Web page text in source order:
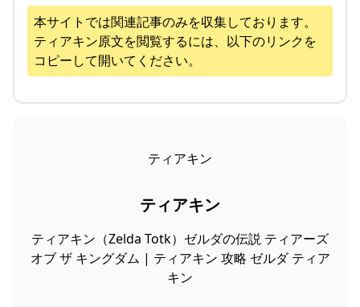
本サイトでは関連記事のみを収集しております。
ティアキン原文を閲覧するには、以下のリンクを
コピーして開いてください。
ティアキン
ティアキン
ティアキン（Zelda Totk）ゼルダの伝説 ティアーズ
オブ ザ キングダム | ティアキン 攻略 ゼルダ ティア
キン